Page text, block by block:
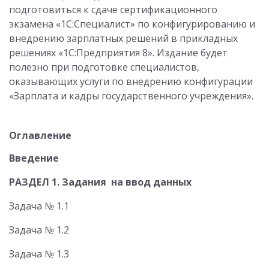
подготовиться к сдаче сертификационного
экзамена «1С:Специалист» по конфигурированию и
внедрению зарплатных решений в прикладных
решениях «1С:Предприятия 8». Издание будет
полезно при подготовке специалистов,
оказывающих услуги по внедрению конфигурации
«Зарплата и кадры государственного учреждения».
Оглавление
Введение
РАЗДЕЛ 1. Задания на ввод данных
Задача № 1.1
Задача № 1.2
Задача № 1.3